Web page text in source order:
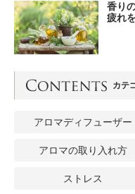
香り
疲れ
カテ
アロマディフューザー
アロマの取り入れ方
ストレス